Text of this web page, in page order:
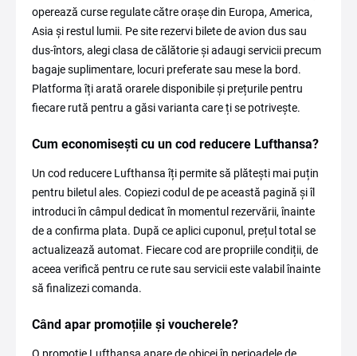
operează curse regulate către orașe din Europa, America,
Asia și restul lumii. Pe site rezervi bilete de avion dus sau
dus-întors, alegi clasa de călătorie și adaugi servicii precum
bagaje suplimentare, locuri preferate sau mese la bord.
Platforma îți arată orarele disponibile și prețurile pentru
fiecare rută pentru a găsi varianta care ți se potrivește.
Cum economisești cu un cod reducere Lufthansa?
Un cod reducere Lufthansa îți permite să plătești mai puțin
pentru biletul ales. Copiezi codul de pe această pagină și îl
introduci în câmpul dedicat în momentul rezervării, înainte
de a confirma plata. După ce aplici cuponul, prețul total se
actualizează automat. Fiecare cod are propriile condiții, de
aceea verifică pentru ce rute sau servicii este valabil înainte
să finalizezi comanda.
Când apar promoțiile și voucherele?